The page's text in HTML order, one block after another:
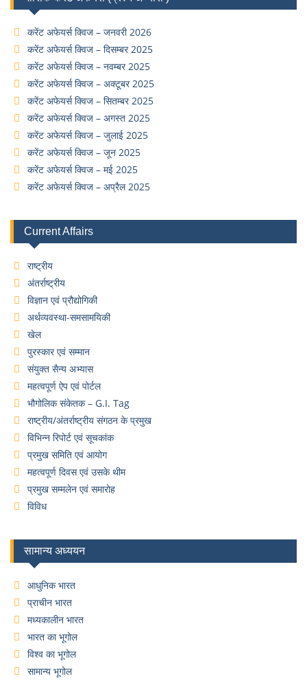
करेंट अफेयर्स क्विज – जनवरी 2026
करेंट अफेयर्स क्विज – दिसम्बर 2025
करेंट अफेयर्स क्विज – नवम्बर 2025
करेंट अफेयर्स क्विज – अक्टूबर 2025
करेंट अफेयर्स क्विज – सितम्बर 2025
करेंट अफेयर्स क्विज – अगस्त 2025
करेंट अफेयर्स क्विज – जुलाई 2025
करेंट अफेयर्स क्विज – जून 2025
करेंट अफेयर्स क्विज – मई 2025
करेंट अफेयर्स क्विज – अप्रैल 2025
Current Affairs
राष्ट्रीय
अंतर्राष्ट्रीय
विज्ञान एवं प्रौद्योगिकी
अर्थव्यवस्था-समसामयिकी
खेल
पुरस्कार एवं सम्मान
संयुक्त सैन्य अभ्यास
महत्वपूर्ण ऐप एवं पोर्टल
भौगोलिक संकेतक – G.I. Tag
राष्ट्रीय/अंतर्राष्ट्रीय संगठन के प्रमुख
विभिन्न रिपोर्ट एवं सूचकांक
प्रमुख समिति एवं आयोग
महत्वपूर्ण दिवस एवं उसके थीम
प्रमुख सम्मलेन एवं समारोह
विविध
सामान्य अध्ययन
आधुनिक भारत
प्राचीन भारत
मध्यकालीन भारत
भारत का भूगोल
विश्व का भूगोल
सामान्य भूगोल